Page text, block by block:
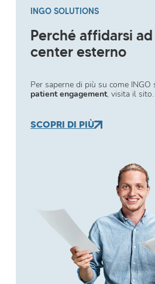
INGO SOLUTIONS
Perché affidarsi
center esterno
Per saperne di più su come
patient engagement, visita il sito.
SCOPRI DI PIÙ